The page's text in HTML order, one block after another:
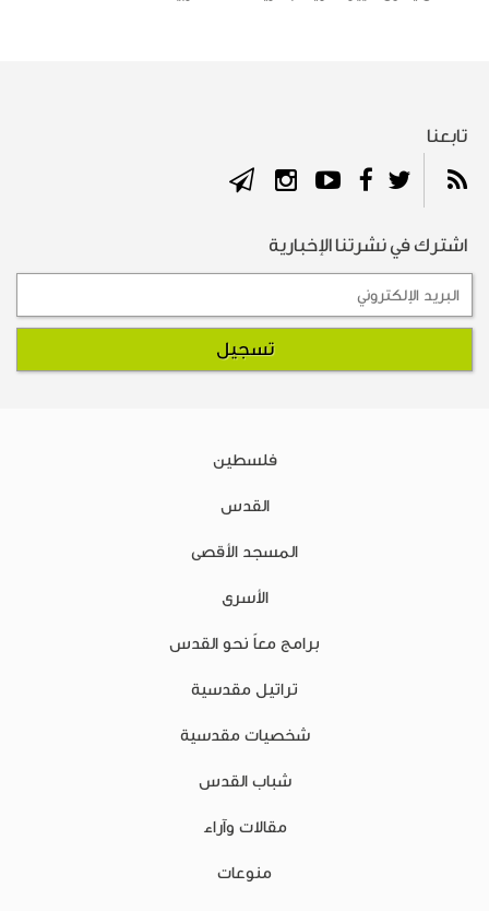
تابعنا
اشترك في نشرتنا الإخبارية
فلسطين
القدس
المسجد الأقصى
الأسرى
برامج معاً نحو القدس
تراتيل مقدسية
شخصيات مقدسية
شباب القدس
مقالات وآراء
منوعات